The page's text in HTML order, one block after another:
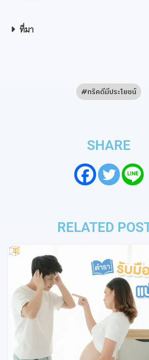
ที่มา
ทริคดีมีประโยชน์
SHARE
RELATED